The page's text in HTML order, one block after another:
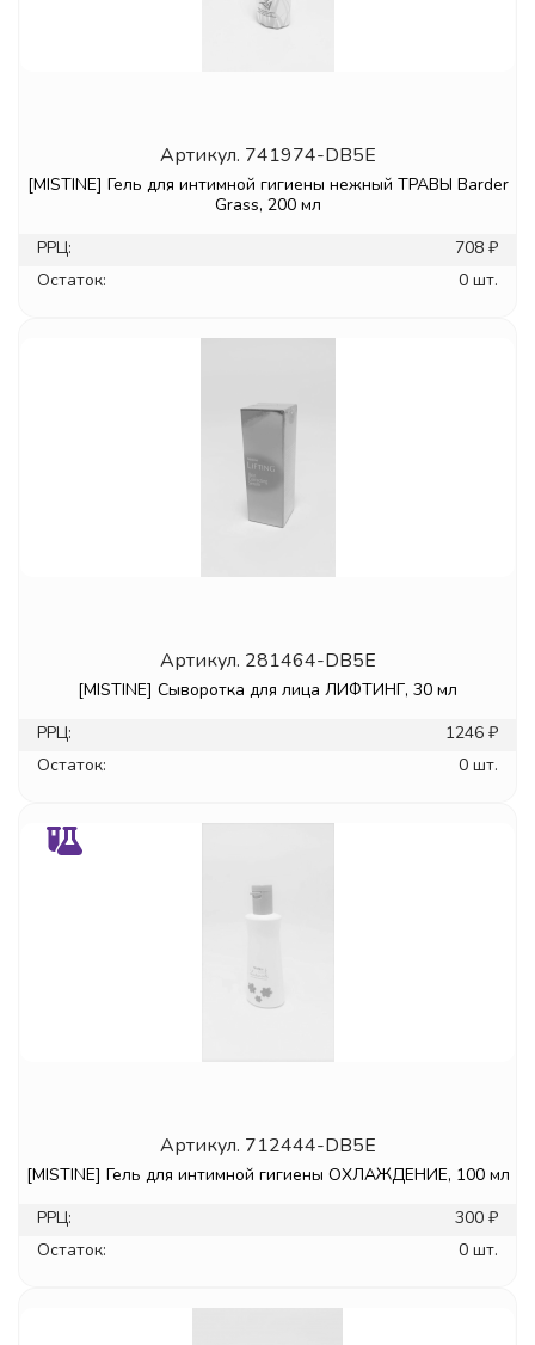
Артикул. 741974-DB5E
[MISTINE] Гель для интимной гигиены нежный ТРАВЫ Barder
Grass, 200 мл
РРЦ:
708 ₽
Остаток:
0 шт.
Артикул. 281464-DB5E
[MISTINE] Сыворотка для лица ЛИФТИНГ, 30 мл
РРЦ:
1246 ₽
Остаток:
0 шт.
Артикул. 712444-DB5E
[MISTINE] Гель для интимной гигиены ОХЛАЖДЕНИЕ, 100 мл
РРЦ:
300 ₽
Остаток:
0 шт.